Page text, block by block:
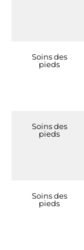
Soins des
pieds
Soins des
pieds
Soins des
pieds